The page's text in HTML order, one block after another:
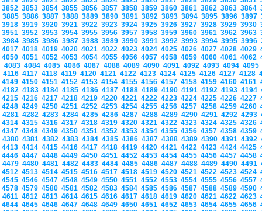
3852 3853 3854 3855 3856 3857 3858 3859 3860 3861 3862 3863 3864
3885 3886 3887 3888 3889 3890 3891 3892 3893 3894 3895 3896 3897
3918 3919 3920 3921 3922 3923 3924 3925 3926 3927 3928 3929 3930
3951 3952 3953 3954 3955 3956 3957 3958 3959 3960 3961 3962 3963
3984 3985 3986 3987 3988 3989 3990 3991 3992 3993 3994 3995 3996
4017 4018 4019 4020 4021 4022 4023 4024 4025 4026 4027 4028 4029
4050 4051 4052 4053 4054 4055 4056 4057 4058 4059 4060 4061 4062
4083 4084 4085 4086 4087 4088 4089 4090 4091 4092 4093 4094 4095
4116 4117 4118 4119 4120 4121 4122 4123 4124 4125 4126 4127 4128
4149 4150 4151 4152 4153 4154 4155 4156 4157 4158 4159 4160 4161
4182 4183 4184 4185 4186 4187 4188 4189 4190 4191 4192 4193 4194
4215 4216 4217 4218 4219 4220 4221 4222 4223 4224 4225 4226 4227
4248 4249 4250 4251 4252 4253 4254 4255 4256 4257 4258 4259 4260
4281 4282 4283 4284 4285 4286 4287 4288 4289 4290 4291 4292 4293
4314 4315 4316 4317 4318 4319 4320 4321 4322 4323 4324 4325 4326
4347 4348 4349 4350 4351 4352 4353 4354 4355 4356 4357 4358 4359
4380 4381 4382 4383 4384 4385 4386 4387 4388 4389 4390 4391 4392
4413 4414 4415 4416 4417 4418 4419 4420 4421 4422 4423 4424 4425
4446 4447 4448 4449 4450 4451 4452 4453 4454 4455 4456 4457 4458
4479 4480 4481 4482 4483 4484 4485 4486 4487 4488 4489 4490 4491
4512 4513 4514 4515 4516 4517 4518 4519 4520 4521 4522 4523 4524
4545 4546 4547 4548 4549 4550 4551 4552 4553 4554 4555 4556 4557
4578 4579 4580 4581 4582 4583 4584 4585 4586 4587 4588 4589 4590
4611 4612 4613 4614 4615 4616 4617 4618 4619 4620 4621 4622 4623
4644 4645 4646 4647 4648 4649 4650 4651 4652 4653 4654 4655 4656